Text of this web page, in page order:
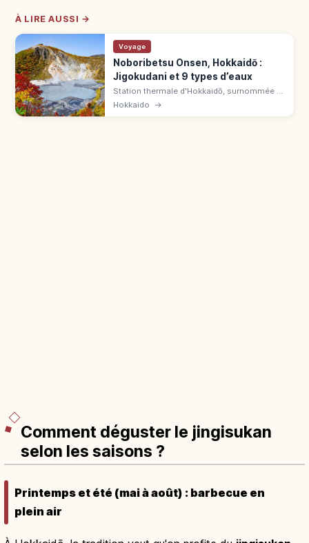
À LIRE AUSSI →
Voyage
Noboribetsu Onsen, Hokkaidō :
Jigokudani et 9 types d’eaux
Station thermale d'Hokkaidō, surnommée «
grand magasin des onsen ». Source au
Hokkaido →
Comment déguster le jingisukan
selon les saisons ?
Printemps et été (mai à août) : barbecue en
plein air